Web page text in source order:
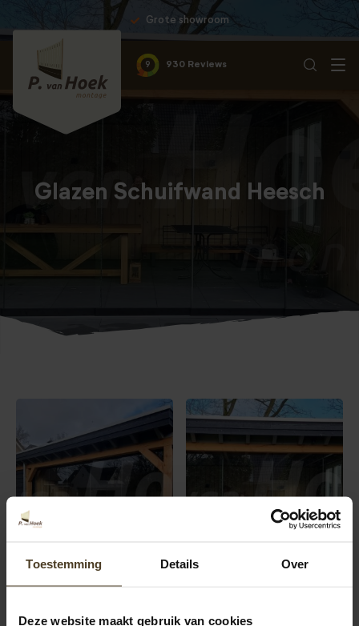
Toestemming Details Over
Deze website maakt gebruik van cookies
Grote showroom
9 930 Reviews
Glazen Schuifwand Heesch